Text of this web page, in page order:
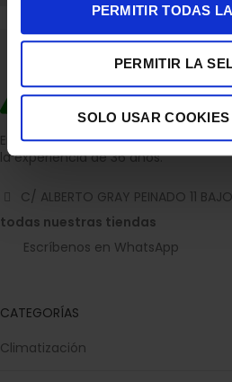
PERMITIR TODAS
PERMITIR LA
SOLO USAR
Empresa dedicada a la venta de
la experiencia de 36 años.
C/ ALBERTO GRAY PEINADO 11
todas nuestras tiendas
Escríbenos en WhatsApp
CATEGORÍAS
Climatización